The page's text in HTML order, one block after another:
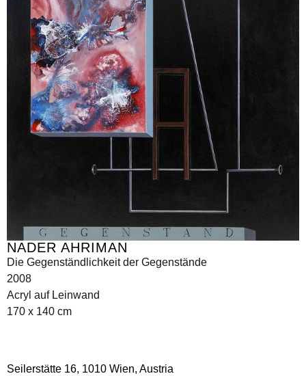
NADER AHRIMAN
Die Gegenständlichkeit der Gegenstände
2008
Acryl auf Leinwand
170 x 140 cm
Seilerstätte 16, 1010 Wien, Austria